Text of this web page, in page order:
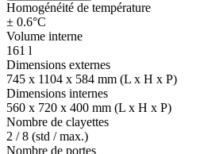
Homogénéité de température
± 0.6°C
Volume interne
161 l
Dimensions externes
745 x 1104 x 584 mm (L x H x P)
Dimensions internes
560 x 720 x 400 mm (L x H x P)
Nombre de clayettes
2 / 8 (std / max.)
Nombre de portes